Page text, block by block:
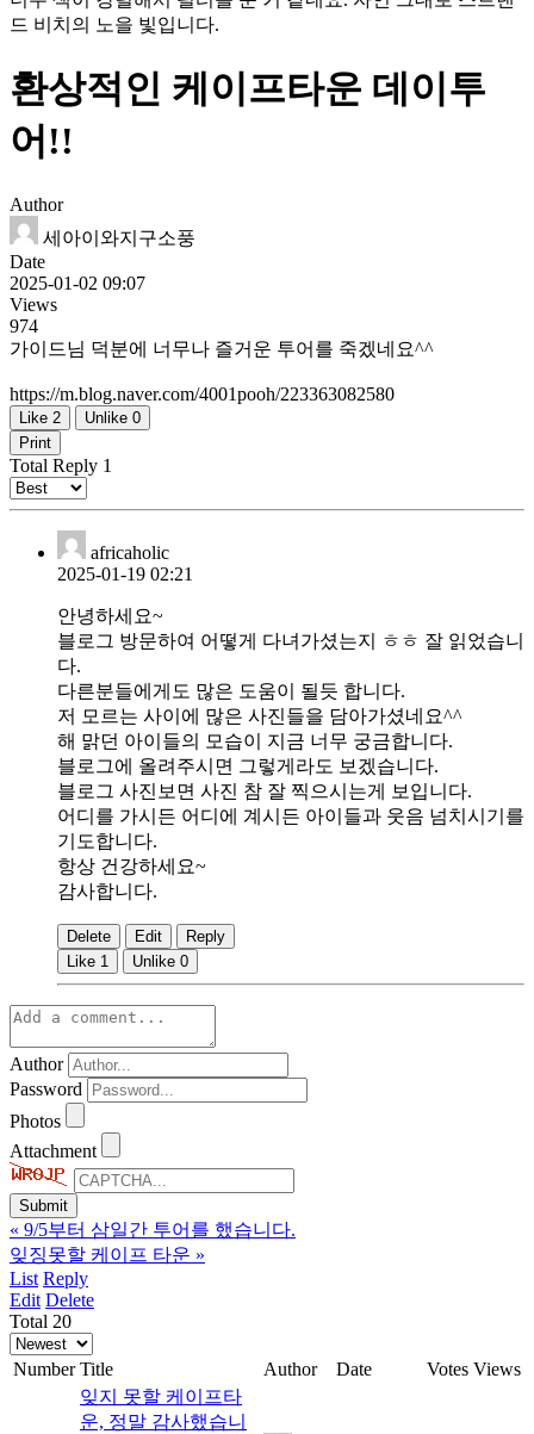
드 비치의 노을 빛입니다.
환상적인 케이프타운 데이투
어!!
Author
세아이와지구소풍
Date
2025-01-02 09:07
Views
974
가이드님 덕분에 너무나 즐거운 투어를 죽겠네요^^
https://m.blog.naver.com/4001pooh/223363082580
Like 2 Unlike 0
Print
Total Reply 1
africaholic
2025-01-19 02:21
안녕하세요~
블로그 방문하여 어떻게 다녀가셨는지 ㅎㅎ 잘 읽었습니
다.
다른분들에게도 많은 도움이 될듯 합니다.
저 모르는 사이에 많은 사진들을 담아가셨네요^^
해 맑던 아이들의 모습이 지금 너무 궁금합니다.
블로그에 올려주시면 그렇게라도 보겠습니다.
블로그 사진보면 사진 참 잘 찍으시는게 보입니다.
어디를 가시든 어디에 계시든 아이들과 웃음 넘치시기를
기도합니다.
항상 건강하세요~
감사합니다.
Delete Edit
Reply
Like 1 Unlike 0
Author
Password
Photos
Attachment
« 9/5부터 삼일간 투어를 했습니다.
잊징못할 케이프 타운 »
List Reply
Edit Delete
Total 20
Number Title Author Date Votes Views
잊지 못할 케이프타
운, 정말 감사했습니